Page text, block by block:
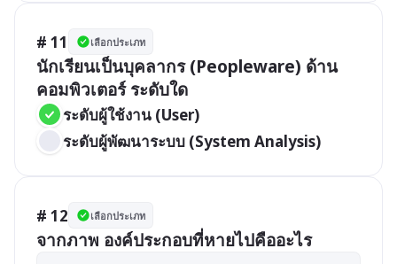
# 11 เลือกประเภท
นักเรียนเป็นบุคลากร (Peopleware) ด้าน
คอมพิวเตอร์ ระดับใด
ระดับผู้ใช้งาน (User)
ระดับผู้พัฒนาระบบ (System Analysis)
# 12 เลือกประเภท
จากภาพ องค์ประกอบที่หายไปคืออะไร